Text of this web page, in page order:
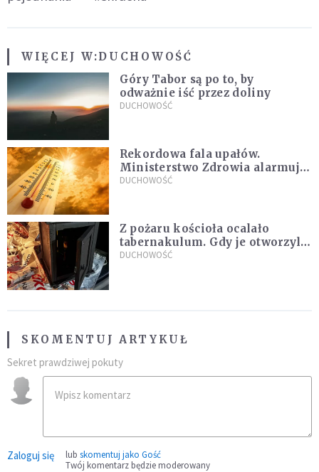
WIĘCEJ W:DUCHOWOŚĆ
Góry Tabor są po to, by
odważnie iść przez doliny
DUCHOWOŚĆ
Rekordowa fala upałów.
Ministerstwo Zdrowia alarmuje
po doświadczeniach z czerwca
DUCHOWOŚĆ
Z pożaru kościoła ocalało
tabernakulum. Gdy je otworzyli,
"zapach świeżego chleba
DUCHOWOŚĆ
SKOMENTUJ ARTYKUŁ
Sekret prawdziwej pokuty
Zaloguj się lub skomentuj jako Gość
Twój komentarz będzie moderowany